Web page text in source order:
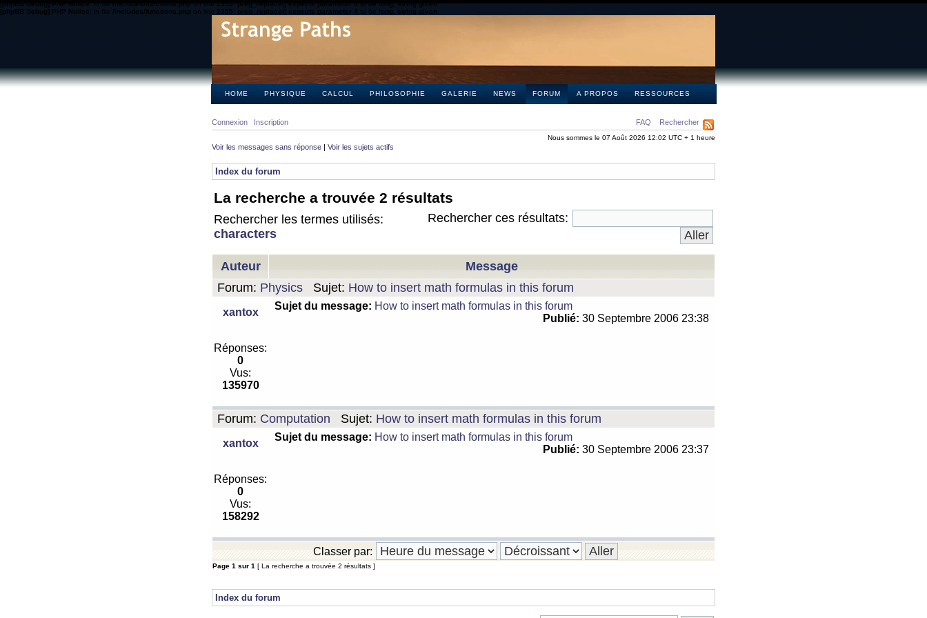
[phpBB Debug] PHP Notice: in file/includes/functions.phpon line2355:preg_replace() expects parameter 4 to be long, string given
[phpBB Debug] PHP Notice: in file /includes/functions.php on line 2355: preg_replace() expects parameter 4 to be long, string given
HOME PHYSIQUE CALCUL PHILOSOPHIE GALERIE NEWS FORUM A PROPOS RESSOURCES
FAQ Rechercher
Connexion Inscription
Nous sommes le 07 Août 2026 12:02 UTC + 1 heure
Voir les messages sans réponse | Voir les sujets actifs
Index du forum
La recherche a trouvée 2 résultats
Rechercher les termes utilisés:
characters
Rechercher ces résultats:
Auteur
Message
Forum: Physics Sujet: How to insert math formulas in this forum
xantox
Sujet du message: How to insert math formulas in this forum
Publié: 30 Septembre 2006 23:38
Réponses:
0
Vus:
135970
Forum: Computation Sujet: How to insert math formulas in this forum
xantox
Sujet du message: How to insert math formulas in this forum
Publié: 30 Septembre 2006 23:37
Réponses:
0
Vus:
158292
Classer par:
Page 1 sur 1 [ La recherche a trouvée 2 résultats ]
Index du forum